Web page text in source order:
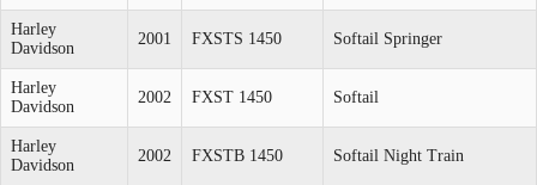
Harley
Davidson
2001 FXSTS 1450 Softail Springer
Harley
Davidson
2002 FXST 1450 Softail
Harley
Davidson
2002 FXSTB 1450 Softail Night Train